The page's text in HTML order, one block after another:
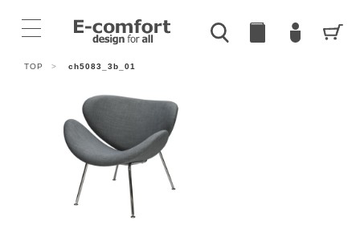
TOP > ch5083_3b_01